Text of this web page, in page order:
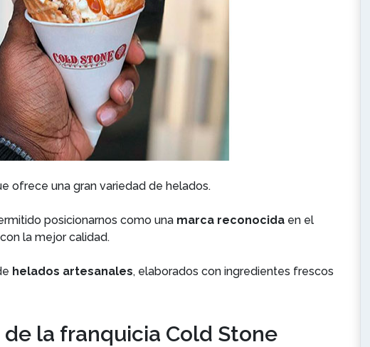
ofrece una gran variedad de helados.
posicionarnos como una marca reconocida en el
la mejor calidad.
helados artesanales, elaborados con ingredientes frescos
la franquicia Cold Stone